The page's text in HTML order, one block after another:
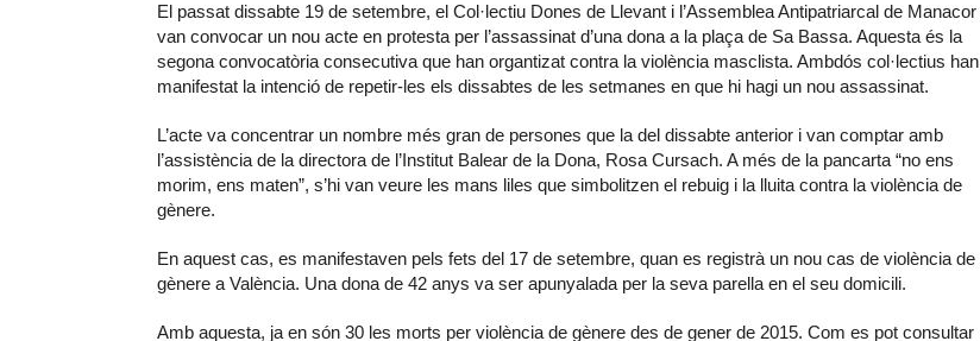
El passat dissabte 19 de setembre, el Col·lectiu Dones de Llevant i l’Assemblea Antipatriarcal de Manacor
van convocar un nou acte en protesta per l’assassinat d’una dona a la plaça de Sa Bassa. Aquesta és la
segona convocatòria consecutiva que han organtizat contra la violència masclista. Ambdós col·lectius han
manifestat la intenció de repetir-les els dissabtes de les setmanes en que hi hagi un nou assassinat.
L’acte va concentrar un nombre més gran de persones que la del dissabte anterior i van comptar amb
l’assistència de la directora de l’Institut Balear de la Dona, Rosa Cursach. A més de la pancarta “no ens
morim, ens maten”, s’hi van veure les mans liles que simbolitzen el rebuig i la lluita contra la violència de
gènere.
En aquest cas, es manifestaven pels fets del 17 de setembre, quan es registrà un nou cas de violència de
gènere a València. Una dona de 42 anys va ser apunyalada per la seva parella en el seu domicili.
Amb aquesta, ja en són 30 les morts per violència de gènere des de gener de 2015. Com es pot consultar